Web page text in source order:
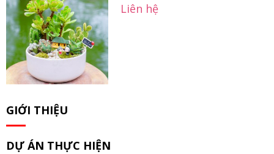
Liên hệ
GIỚI THIỆU
DỰ ÁN THỰC HIỆN